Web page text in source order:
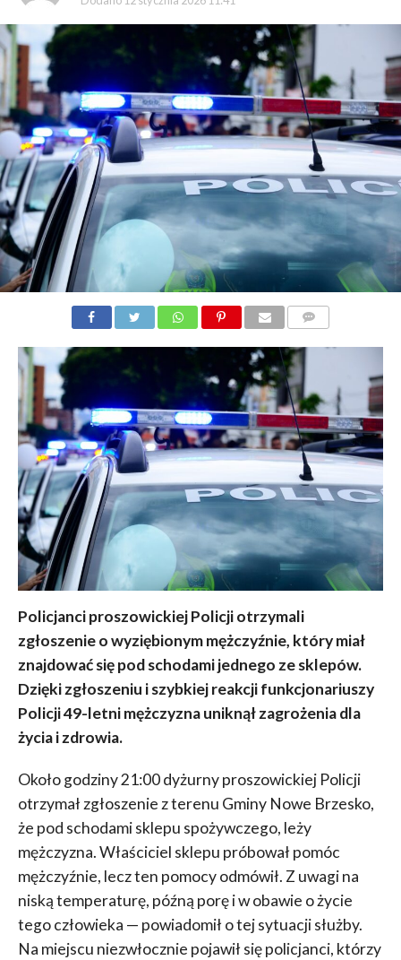
Policjanci proszowickiej Policji otrzymali
zgłoszenie o wyziębionym mężczyźnie, który miał
znajdować się pod schodami jednego ze sklepów.
Dzięki zgłoszeniu i szybkiej reakcji funkcjonariuszy
Policji 49-letni mężczyzna uniknął zagrożenia dla
życia i zdrowia.
Około godziny 21:00 dyżurny proszowickiej Policji
otrzymał zgłoszenie z terenu Gminy Nowe Brzesko,
że pod schodami sklepu spożywczego, leży
mężczyzna. Właściciel sklepu próbował pomóc
mężczyźnie, lecz ten pomocy odmówił. Z uwagi na
niską temperaturę, późną porę i w obawie o życie
tego człowieka — powiadomił o tej sytuacji służby.
Na miejscu niezwłocznie pojawił się policjanci, którzy